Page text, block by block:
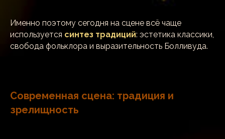
Именно поэтому сегодня на сцене всё чаще
используется синтез традиций: эстетика классики,
свобода фольклора и выразительность Болливуда.
Современная сцена: традиция и
зрелищность